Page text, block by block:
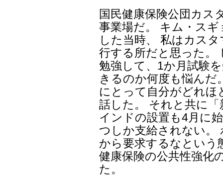
国民健康保険公団カス
事業場だ。 キム・ス
した当時、 私はカス
行する所だと思った。
勉強して、1か月試験
きるのか何度も悩んだ
にとって自分がどれほ
話した。 それと共に
インドの設置も4月に
つしか支給されない。
から要求するなという
健康保険の公共性強化
た。